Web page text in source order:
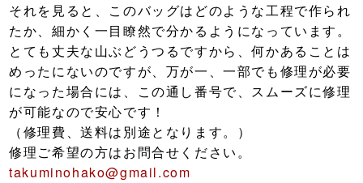
それを見ると、このバッグはどのような工程で作られ
たか、細かく一目瞭然で分かるようになっています。
とても丈夫な山ぶどうつるですから、何かあることは
めったにないのですが、万が一、一部でも修理が必要
になった場合には、この通し番号で、スムーズに修理
が可能なので安心です！
（修理費、送料は別途となります。）
修理ご希望の方はお問合せください。
takuminohako@gmail.com